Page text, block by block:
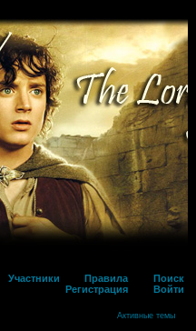
Участники Правила
Поиск
Регистрация
Войти
Активные темы